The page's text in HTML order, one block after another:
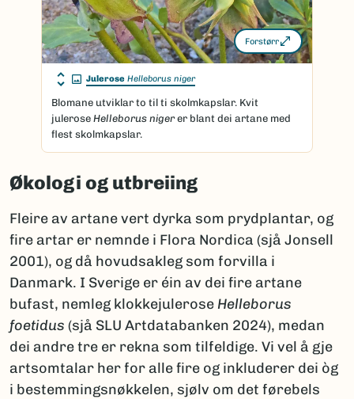
Forstørr
Julerose Helleborus niger
Blomane utviklar to til ti skolmkapslar. Kvit
julerose Helleborus nigerer blant dei artane med
flest skolmkapslar.
Økologi og utbreiing
Fleire av artane vert dyrka som prydplantar, og
fire artar er nemnde i Flora Nordica (sjå Jonsell
2001), og då hovudsakleg som forvilla i
Danmark. I Sverige er éin av dei fire artane
bufast, nemleg klokkejulerose Helleborus
foetidus (sjå SLU Artdatabanken 2024), medan
dei andre tre er rekna som tilfeldige. Vi vel å gje
artsomtalar her for alle fire og inkluderer dei òg
i bestemmingsnøkkelen, sjølv om det førebels